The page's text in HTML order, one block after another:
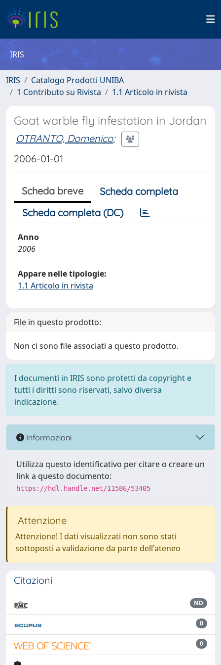
IRIS
IRIS
Catalogo Prodotti UNIBA
1 Contributo su Rivista
1.1 Articolo in rivista
Goat warble fly infestation in Jordan
OTRANTO, Domenico;
2006-01-01
Scheda breve
Scheda completa
Scheda completa (DC)
Anno
2006
Appare nelle tipologie:
1.1 Articolo in rivista
File in questo prodotto:
Non ci sono file associati a questo prodotto.
I documenti in IRIS sono protetti da copyright e
tutti i diritti sono riservati, salvo diversa
indicazione.
Informazioni
Utilizza questo identificativo per citare o creare un
link a questo documento:
https://hdl.handle.net/11586/53405
Attenzione
Attenzione! I dati visualizzati non sono stati
sottoposti a validazione da parte dell'ateneo
Citazioni
ND
0
0